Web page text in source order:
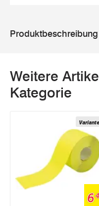
Produktbeschreibung
Weitere
Kategorie
6